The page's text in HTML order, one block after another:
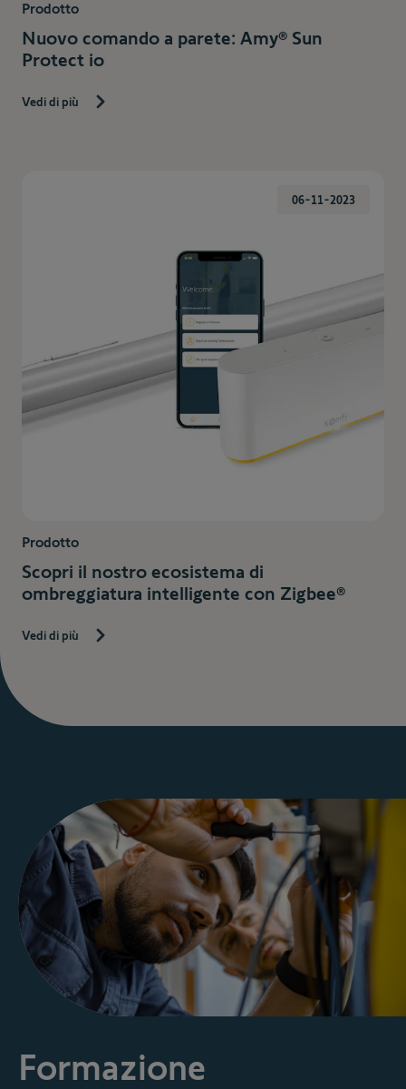
Prodotto
Nuovo comando a parete: Amy® Sun
Protect io
Vedi di più
06-11-2023
Prodotto
Scopri il nostro ecosistema di
ombreggiatura intelligente con Zigbee®
Vedi di più
Formazione